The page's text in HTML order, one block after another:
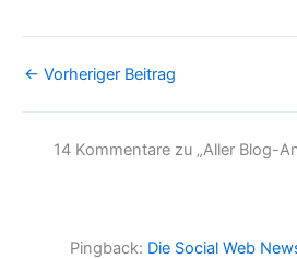
← Vorheriger Beitrag
14 Kommentare zu „Aller Blog-
Pingback: Die Social Web